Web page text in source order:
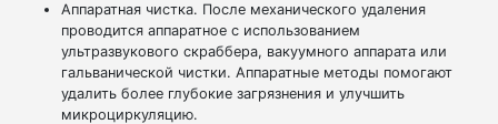
Аппаратная чистка. После механического удаления
проводится аппаратное с использованием
ультразвукового скраббера, вакуумного аппарата или
гальванической чистки. Аппаратные методы помогают
удалить более глубокие загрязнения и улучшить
микроциркуляцию.